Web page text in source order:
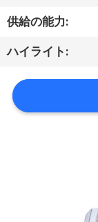
工
場
ア
供給の能力:
ハイライト: